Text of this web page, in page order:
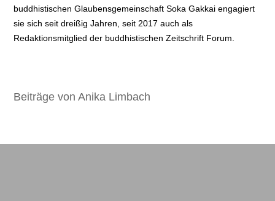
buddhistischen Glaubensgemeinschaft Soka Gakkai engagiert
sie sich seit dreißig Jahren, seit 2017 auch als
Redaktionsmitglied der buddhistischen Zeitschrift Forum.
Beiträge von Anika Limbach